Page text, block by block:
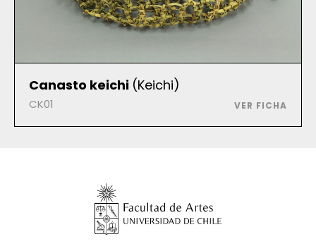
Canasto keichi (Keichi)
CK01 VER FICHA